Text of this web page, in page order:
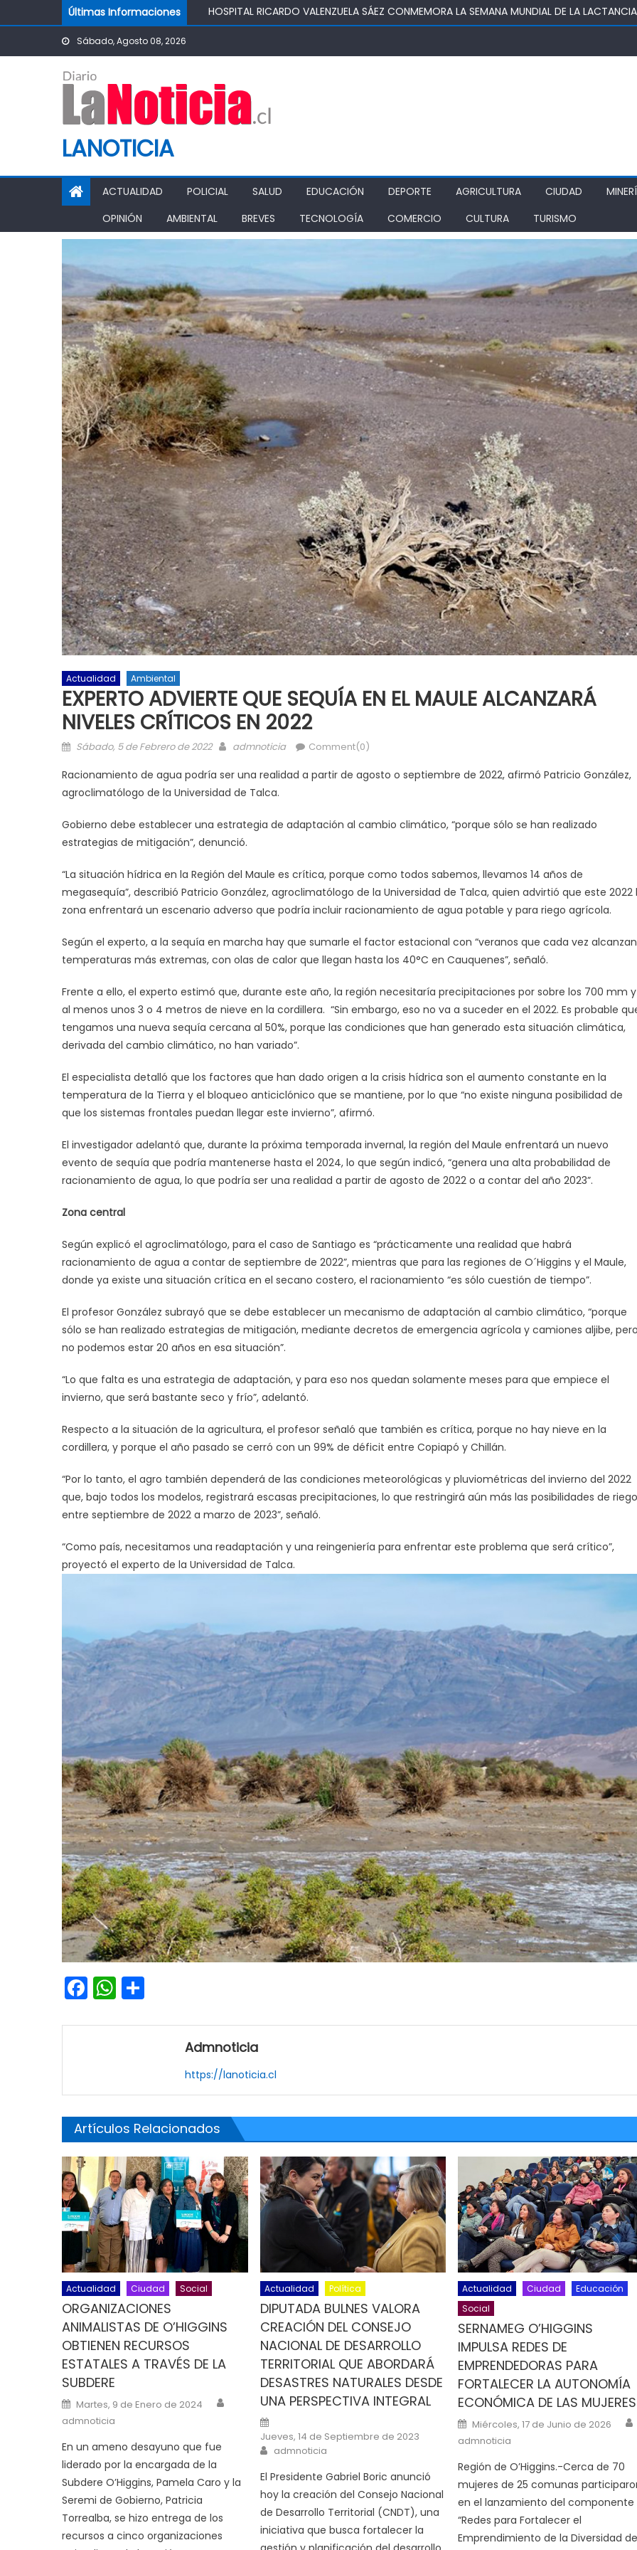
Skip to contentÚltimas Informaciones
IMPULSA AGUA DE AGROSUPER PERMITIRÁ LA CONSTRUCCIÓN DE POZO DEL SSR
PASO PEHUENCHE AVANZA COMO ALTERNATIVA ESTRATÉGICA A LOS LIBERTADORES
SIGUEN LOS CIERRES DE PROSTÍBULOS CLANDESTINOS EN RANCAGUA: NUEVO
PROHIBICIÓN DE FUNCIONAMIENTO
Sábado, Agosto 08, 2026
LANOTICIA
ACTUALIDAD POLICIAL SALUD EDUCACIÓN DEPORTE AGRICULTURA CIUDAD
OPINIÓN
AMBIENTAL BREVES TECNOLOGÍA COMERCIO CULTURA TURISMO
Actualidad Ambiental
EXPERTO ADVIERTE QUE SEQUÍA EN EL MAULE ALCANZARÁ
NIVELES CRÍTICOS EN 2022
Posted on
Sábado, 5 de Febrero de 2022 Author
admnoticia Comment(0)
Racionamiento de agua podría ser una realidad a partir de agosto o septiembre de 2022, afirmó Patricio González,
agroclimatólogo de la Universidad de Talca.
Gobierno debe establecer una estrategia de adaptación al cambio climático, “porque sólo se han realizado
estrategias de mitigación”, denunció.
“La situación hídrica en la Región del Maule es crítica, porque como todos sabemos, llevamos 14 años de
megasequía”, describió Patricio González, agroclimatólogo de la Universidad de Talca, quien advirtió que este 2022
zona enfrentará un escenario adverso que podría incluir racionamiento de agua potable y para riego agrícola.
Según el experto, a la sequía en marcha hay que sumarle el factor estacional con “veranos que cada vez alcanzan
temperaturas más extremas, con olas de calor que llegan hasta los 40°C en Cauquenes”, señaló.
Frente a ello, el experto estimó que, durante este año, la región necesitaría precipitaciones por sobre los 700 mm y
al menos unos 3 o 4 metros de nieve en la cordillera. “Sin embargo, eso no va a suceder en el 2022. Es probable
tengamos una nueva sequía cercana al 50%, porque las condiciones que han generado esta situación climática,
derivada del cambio climático, no han variado”.
El especialista detalló que los factores que han dado origen a la crisis hídrica son el aumento constante en la
temperatura de la Tierra y el bloqueo anticiclónico que se mantiene, por lo que “no existe ninguna posibilidad de
que los sistemas frontales puedan llegar este invierno”, afirmó.
El investigador adelantó que, durante la próxima temporada invernal, la región del Maule enfrentará un nuevo
evento de sequía que podría mantenerse hasta el 2024, lo que según indicó, “genera una alta probabilidad de
racionamiento de agua, lo que podría ser una realidad a partir de agosto de 2022 o a contar del año 2023”.
Zona central
Según explicó el agroclimatólogo, para el caso de Santiago es “prácticamente una realidad que habrá
racionamiento de agua a contar de septiembre de 2022”, mientras que para las regiones de O´Higgins y el Maule,
donde ya existe una situación crítica en el secano costero, el racionamiento “es sólo cuestión de tiempo”.
El profesor González subrayó que se debe establecer un mecanismo de adaptación al cambio climático, “porque
sólo se han realizado estrategias de mitigación, mediante decretos de emergencia agrícola y camiones aljibe,
no podemos estar 20 años en esa situación”.
“Lo que falta es una estrategia de adaptación, y para eso nos quedan solamente meses para que empiece el
invierno, que será bastante seco y frío”, adelantó.
Respecto a la situación de la agricultura, el profesor señaló que también es crítica, porque no hay nieve en la
cordillera, y porque el año pasado se cerró con un 99% de déficit entre Copiapó y Chillán.
“Por lo tanto, el agro también dependerá de las condiciones meteorológicas y pluviométricas del invierno del 2022
que, bajo todos los modelos, registrará escasas precipitaciones, lo que restringirá aún más las posibilidades de riego
entre septiembre de 2022 a marzo de 2023”, señaló.
“Como país, necesitamos una readaptación y una reingeniería para enfrentar este problema que será crítico”,
proyectó el experto de la Universidad de Talca.
Facebook
WhatsApp
Admnoticia
https://lanoticia.cl
Artículos Relacionados
Actualidad Ciudad Social
ORGANIZACIONES
ANIMALISTAS DE O’HIGGINS
OBTIENEN RECURSOS
ESTATALES A TRAVÉS DE LA
SUBDERE
Posted on
Martes, 9 de Enero de 2024
admnoticia
En un ameno desayuno que fue
liderado por la encargada de la
Subdere O’Higgins, Pamela Caro y la
Seremi de Gobierno, Patricia
Torrealba, se hizo entrega de los
recursos a cinco organizaciones
Actualidad Política
DIPUTADA BULNES VALORA
CREACIÓN DEL CONSEJO
NACIONAL DE DESARROLLO
TERRITORIAL QUE ABORDARÁ
DESASTRES NATURALES DESDE
UNA PERSPECTIVA INTEGRAL
Jueves, 14 de Septiembre de 2023
Author
admnoticia
El Presidente Gabriel Boric anunció
hoy la creación del Consejo Nacional
de Desarrollo Territorial (CNDT), una
iniciativa que busca fortalecer la
Actualidad Ciudad
Educación
Social
SERNAMEG O’HIGGINS
IMPULSA REDES DE
EMPRENDEDORAS PARA
FORTALECER LA AUTONOMÍA
ECONÓMICA DE LAS MUJERES
Posted on
Miércoles, 17 de Junio de 2026
admnoticia
Región de O’Higgins.-Cerca de 70
mujeres de 25 comunas
en el lanzamiento del componente
“Redes para Fortalecer el
Emprendimiento de la Diversidad